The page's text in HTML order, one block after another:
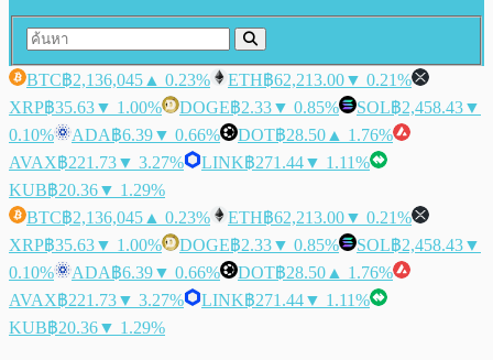
BTC฿2,136,045 ▲ 0.23% ETH฿62,213.00▼ 0.21%
XRP฿35.63▼ 1.00% DOGE฿2.33▼ 0.85% SOL฿2,458.43▼
0.10%
ADA฿6.39▼ 0.66% DOT฿28.50 ▲ 1.76%
AVAX฿221.73▼ 3.27% LINK฿271.44▼ 1.11%
KUB฿20.36▼ 1.29%
BTC฿2,136,045 ▲ 0.23% ETH฿62,213.00▼ 0.21%
XRP฿35.63▼ 1.00% DOGE฿2.33▼ 0.85% SOL฿2,458.43▼
0.10%
ADA฿6.39▼ 0.66% DOT฿28.50 ▲ 1.76%
AVAX฿221.73▼ 3.27% LINK฿271.44▼ 1.11%
KUB฿20.36▼ 1.29%